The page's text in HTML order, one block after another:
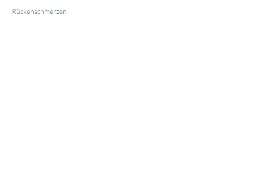
Rückenschmerzen